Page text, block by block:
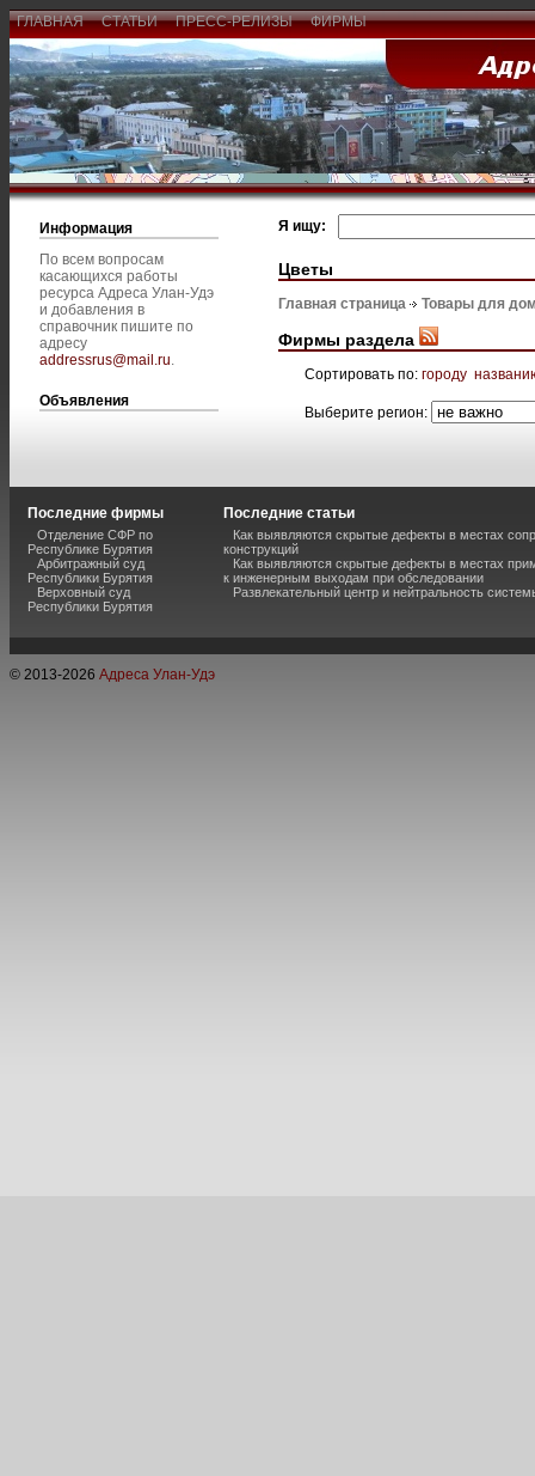
ГЛАВНАЯ СТАТЬИ ПРЕСС-РЕЛИЗЫ ФИРМЫ
Информация
По всем вопросам
касающихся работы
ресурса Адреса Улан-Удэ
и добавления в
справочник пишите по
адресу
addressrus@mail.ru.
Объявления
Я ищу:
Цветы
Главная страница Товары для
Фирмы раздела
Сортировать по: городу
Выберите регион:
Последние фирмы
Отделение СФР по
Республике Бурятия
Арбитражный суд
Республики Бурятия
Верховный суд
Республики Бурятия
Последние статьи
Как выявляются скрытые дефекты в местах
конструкций
Как выявляются скрытые дефекты в местах
к инженерным выходам при обследовании
Развлекательный центр и нейтральность
© 2013-2026 Адреса Улан-Удэ